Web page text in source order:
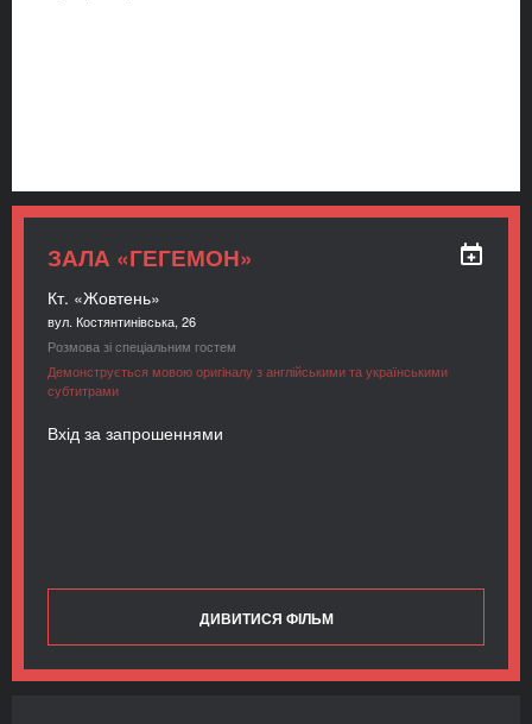
ЗАЛА «ГЕГЕМОН»
Кт. «Жовтень»
вул. Костянтинівська, 26
Розмова зі спеціальним гостем
Демонструється мовою оригіналу з англійськими та українськими
субтитрами
Вхід за запрошеннями
ДИВИТИСЯ ФІЛЬМ